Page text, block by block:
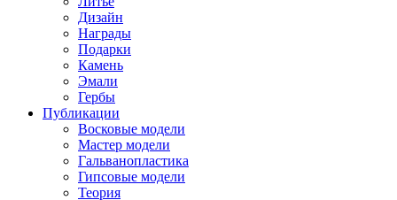
Дизайн
Награды
Подарки
Камень
Эмали
Гербы
Публикации
Восковые модели
Мастер модели
Гальванопластика
Гипсовые модели
Теория